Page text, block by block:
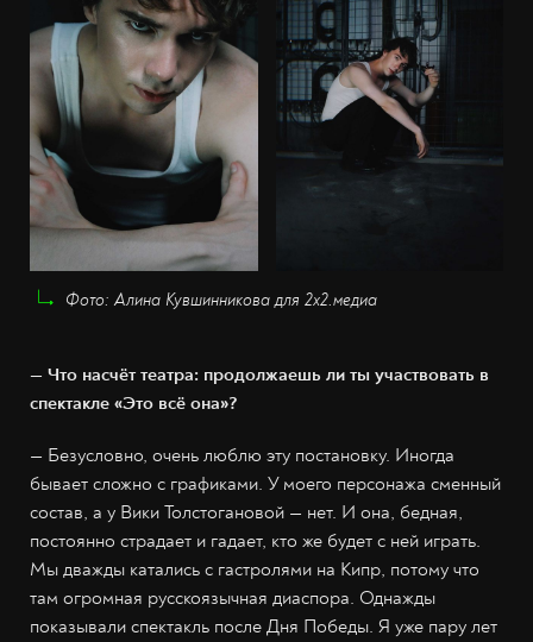
Фото: Алина Кувшинникова для 2х2.медиа
— Что насчёт театра: продолжаешь ли ты участвовать в
спектакле «Это всё она»?
— Безусловно, очень люблю эту постановку. Иногда
бывает сложно с графиками. У моего персонажа сменный
состав, а у Вики Толстогановой — нет. И она, бедная,
постоянно страдает и гадает, кто же будет с ней играть.
Мы дважды катались с гастролями на Кипр, потому что
там огромная русскоязычная диаспора. Однажды
показывали спектакль после Дня Победы. Я уже пару лет